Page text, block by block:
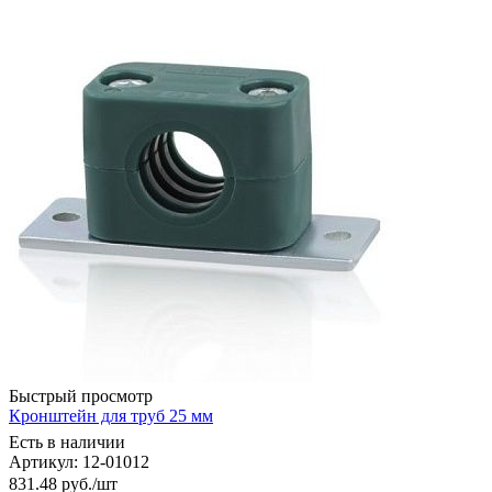
Быстрый просмотр
Кронштейн для труб 25 мм
Есть в наличии
Артикул: 12-01012
831.48 руб./шт